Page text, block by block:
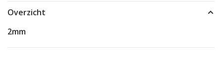
Overzicht
2mm